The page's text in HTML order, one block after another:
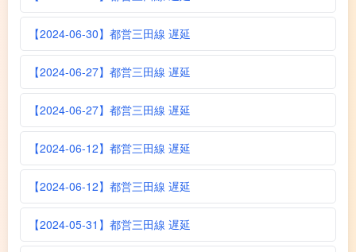
【2024-06-30】都営三田線 遅延
【2024-06-27】都営三田線 遅延
【2024-06-27】都営三田線 遅延
【2024-06-12】都営三田線 遅延
【2024-06-12】都営三田線 遅延
【2024-05-31】都営三田線 遅延